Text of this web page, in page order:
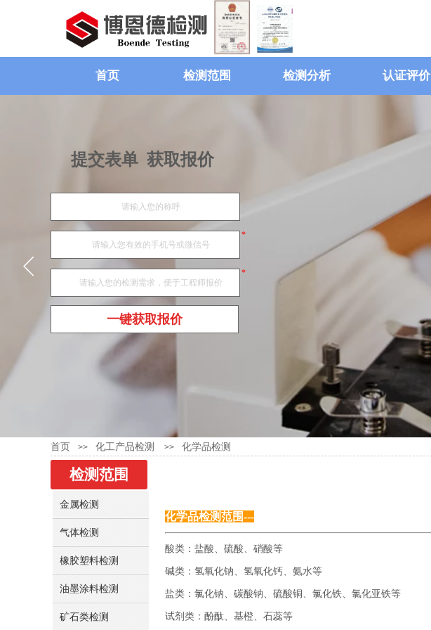
首页 检测范围 检测分析 认证评价
提交表单 获取报价
*
*
一键获取报价
首页 >> 化工产品检测 >> 化学品检测
检测范围
化学品检测范围---
酸类：盐酸、硫酸、硝酸等
碱类：氢氧化钠、氢氧化钙、氨水等
盐类：氯化钠、碳酸钠、硫酸铜、氯化铁、氯化亚铁等
试剂类：酚酞、基橙、石蕊等
金属检测
气体检测
橡胶塑料检测
油墨涂料检测
矿石类检测